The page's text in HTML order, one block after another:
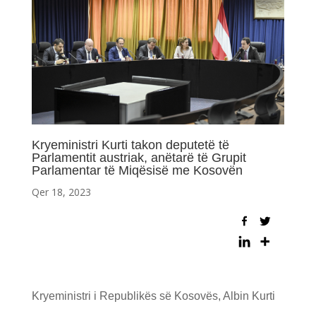
Kryeministri Kurti takon deputetë të
Parlamentit austriak, anëtarë të Grupit
Parlamentar të Miqësisë me Kosovën
Qer 18, 2023
Kryeministri i Republikës së Kosovës, Albin Kurti